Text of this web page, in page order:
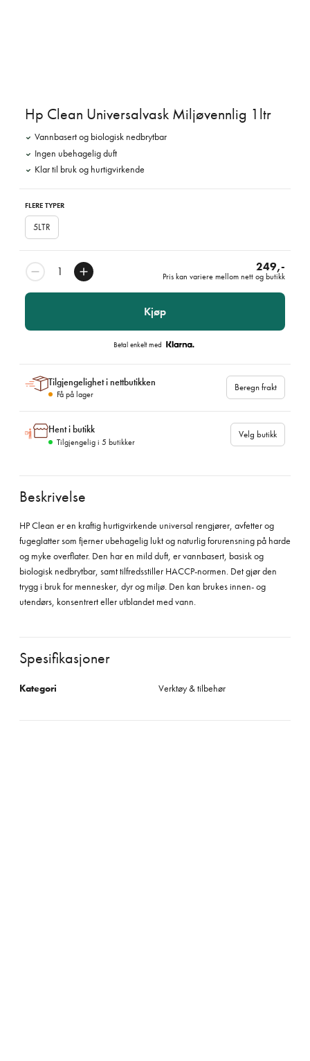
Hp Clean Universalvask Miljøvennlig 1ltr
Vannbasert og biologisk nedbrytbar
Ingen ubehagelig duft
Klar til bruk og hurtigvirkende
FLERE TYPER
5LTR
249,-
Pris kan variere mellom nett og butikk
Kjøp
Betal enkelt med
Tilgjengelighet i nettbutikken
Få på lager
Beregn frakt
Hent i butikk
Tilgjengelig i 5 butikker
Velg butikk
Beskrivelse
HP Clean er en kraftig hurtigvirkende universal rengjører, avfetter og
fugeglatter som fjerner ubehagelig lukt og naturlig forurensning på harde
og myke overflater. Den har en mild duft, er vannbasert, basisk og
biologisk nedbrytbar, samt tilfredsstiller HACCP-normen. Det gjør den
trygg i bruk for mennesker, dyr og miljø. Den kan brukes innen- og
utendørs, konsentrert eller utblandet med vann.
Spesifikasjoner
Kategori Verktøy & tilbehør